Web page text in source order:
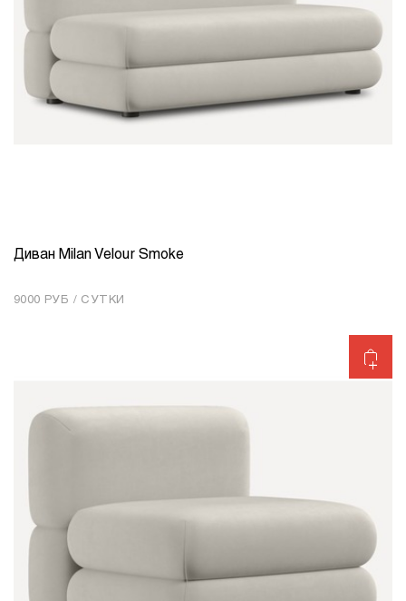
КОЛИЧЕСТВО 1
Диван Milan Velour Smoke
9000 РУБ / СУТКИ